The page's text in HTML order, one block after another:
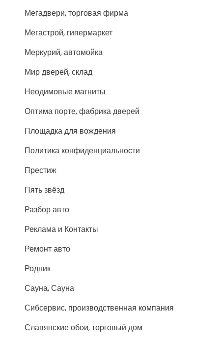
Мегадвери, торговая фирма
Мегастрой, гипермаркет
Меркурий, автомойка
Мир дверей, склад
Неодимовые магниты
Оптима порте, фабрика дверей
Площадка для вождения
Политика конфиденциальности
Престиж
Пять звёзд
Разбор авто
Реклама и Контакты
Ремонт авто
Родник
Сауна, Сауна
Сибсервис, производственная компания
Славянские обои, торговый дом